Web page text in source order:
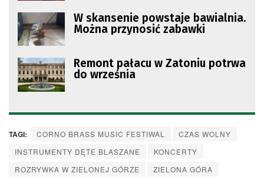
W skansenie powstaje bawialnia.
Można przynosić zabawki
Remont pałacu w Zatoniu potrwa
do września
TAGI: CORNO BRASS MUSIC FESTIWAL
CZAS WOLNY
INSTRUMENTY DĘTE BLASZANE
KONCERTY
ROZRYWKA W ZIELONEJ GÓRZE
ZIELONA GÓRA